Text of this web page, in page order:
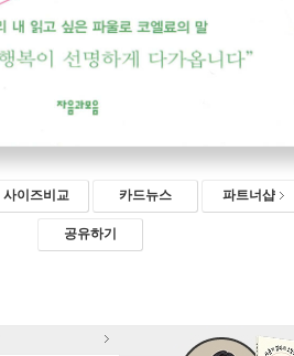
사이즈비교 카드뉴스 파트너샵
공유하기